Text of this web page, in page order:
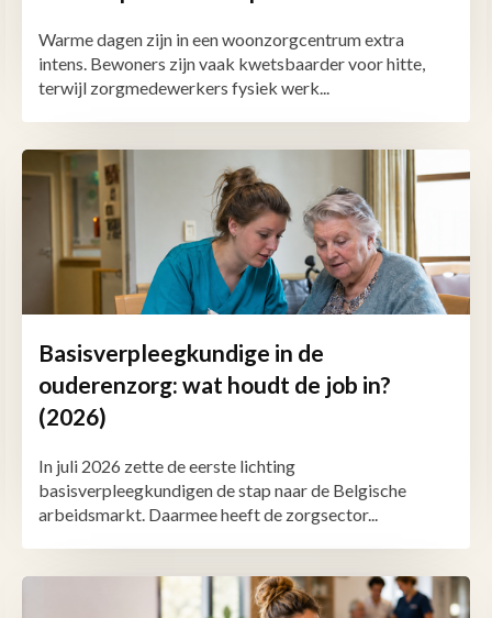
Warme dagen zijn in een woonzorgcentrum extra
intens. Bewoners zijn vaak kwetsbaarder voor hitte,
terwijl zorgmedewerkers fysiek werk...
Basisverpleegkundige in de
ouderenzorg: wat houdt de job in?
(2026)
In juli 2026 zette de eerste lichting
basisverpleegkundigen de stap naar de Belgische
arbeidsmarkt. Daarmee heeft de zorgsector...